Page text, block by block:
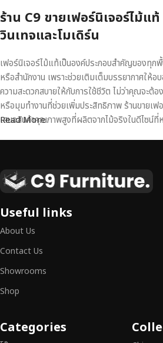
ร้าน C9 ขายเฟอร์นิเจอร์ไม้แ
วินเทจและโมเดิร์น
เฟอร์นิเจอร์ไม้แท้เป็นองค์ประกอบสำคัญของทุกพื้
หรือสำนักงาน เพราะช่วยเติมเต็มบรรยากาศให้
ความสะดวกสบายให้กับการใช้ชีวิต ไม่ว่าคุณจะต้
หรือมุมทำงานที่ช่วยเพิ่มประสิทธิภาพ ร้านขายเฟ
เสนอสินค้าคุณภาพสูงที่ผลิตจากไม้จริงในดีไซน์ที่
เหนือระดับ
เฟอร์นิเจอร์ไม้ไม่ใช่เพียงของตกแต่ง แต่เป็นงาน
สามารถผสานความสวยงาม ความแข็งแรง และก
ต้องการได้อย่างลงตัว เฟอร์นิเจอร์ทุกชิ้นของเร
การตรวจสอบมาตรฐานอย่างเคร่งครัด
สิก และการใช้งานที่ยาวนาน
ประกันคุณภาพและการบริการที่ดีที่สุด
Read More
Useful links
About Us
Contact Us
Showrooms
Shop
Categories